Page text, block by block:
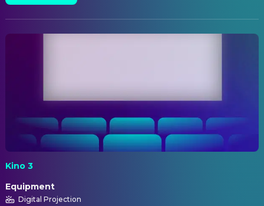
Kino 3
Equipment
Digital Projection